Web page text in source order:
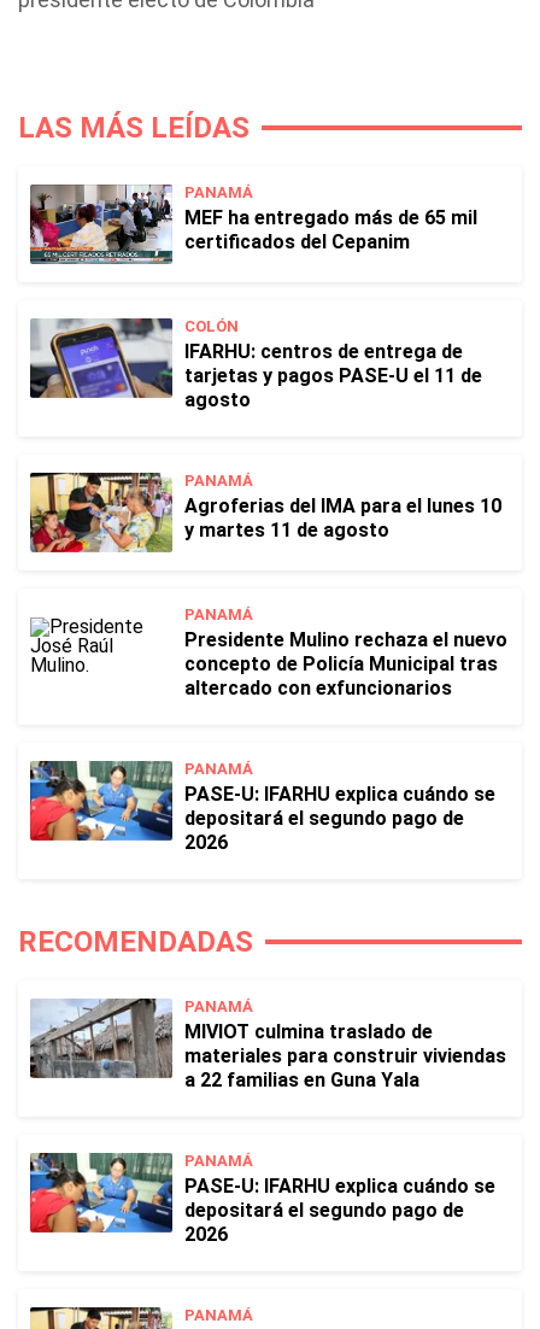
LAS MÁS LEÍDAS
PANAMÁ
MEF ha entregado más de 65 mil
certificados del Cepanim
COLÓN
IFARHU: centros de entrega de
tarjetas y pagos PASE-U el 11 de
agosto
PANAMÁ
Agroferias del IMA para el lunes 10
y martes 11 de agosto
PANAMÁ
Presidente Mulino rechaza el nuevo
concepto de Policía Municipal tras
altercado con exfuncionarios
PANAMÁ
PASE-U: IFARHU explica cuándo se
depositará el segundo pago de
2026
RECOMENDADAS
PANAMÁ
MIVIOT culmina traslado de
materiales para construir viviendas
a 22 familias en Guna Yala
PANAMÁ
PASE-U: IFARHU explica cuándo se
depositará el segundo pago de
2026
PANAMÁ